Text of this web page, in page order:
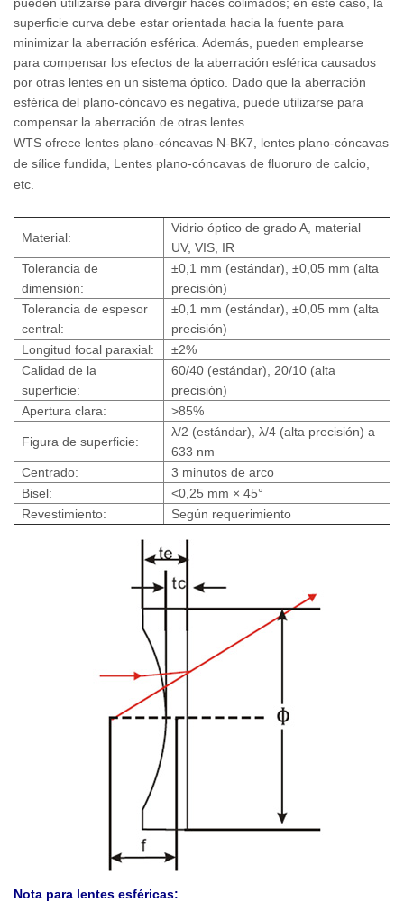
superficie curva debe estar orientada hacia la fuente para
minimizar la aberración esférica. Además, pueden emplearse
para compensar los efectos de la aberración esférica causados ​​
por otras lentes en un sistema óptico. Dado que la aberración
esférica del plano-cóncavo es negativa, puede utilizarse para
compensar la aberración de otras lentes.
WTS ofrece lentes plano-cóncavas N-BK7, lentes plano-cóncavas
de sílice fundida, Lentes plano-cóncavas de fluoruro de calcio,
etc.
Material:
Vidrio óptico de grado A, material
UV, VIS, IR
Tolerancia de
dimensión:
±0,1 mm (estándar), ±0,05 mm (alta
precisión)
Tolerancia de espesor
central:
±0,1 mm (estándar), ±0,05 mm (alta
precisión)
Longitud focal paraxial:
±2%
Calidad de la
superficie:
60/40 (estándar), 20/10 (alta
precisión)
Apertura clara:
>85%
Figura de superficie:
λ/2 (estándar), λ/4 (alta precisión) a
633 nm
Centrado:
3 minutos de arco
Bisel:
<0,25 mm × 45°
Revestimiento:
Según requerimiento
Nota para lentes esféricas: